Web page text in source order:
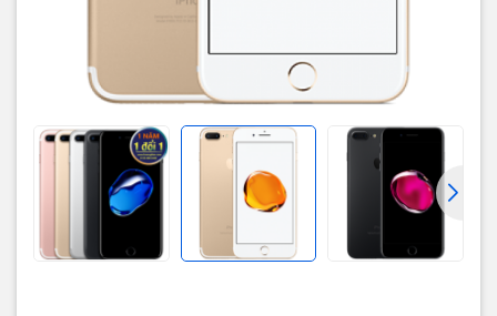
phải cắm qua cổng Lightning. Tất nhiên, chúng ta có thể sử dụng
tai nghe Bluetooth để kết nối với iPhone mới. iPhone 7 và 7 Plus có
thêm lựa chọn màu đen bóng và đen nhám lạ mắt cùng với các lựa
chọn màu cũ là vàng, vàng hồng và bạc.
Hãng táo cũng đi kèm tai nghe Earpod mới cùng với cáp Lightning
và bộ chuyển đổi 3.5mm sang cổng Lightning trong hộp máy